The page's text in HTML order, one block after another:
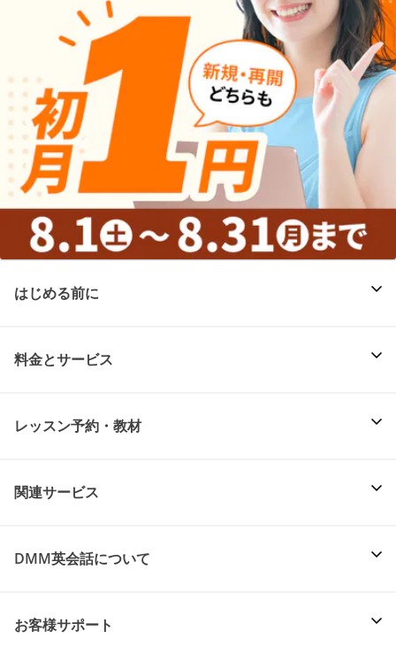
はじめる前に
料金とサービス
レッスン予約・教材
関連サービス
DMM英会話について
お客様サポート